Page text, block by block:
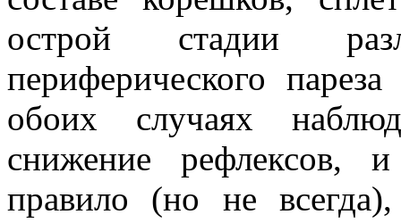
острой стадии
периферического
обоих случаях
снижение
правило (но не